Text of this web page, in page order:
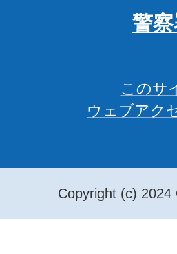
警
このサ
ウェブアク
Copyright (c) 2024